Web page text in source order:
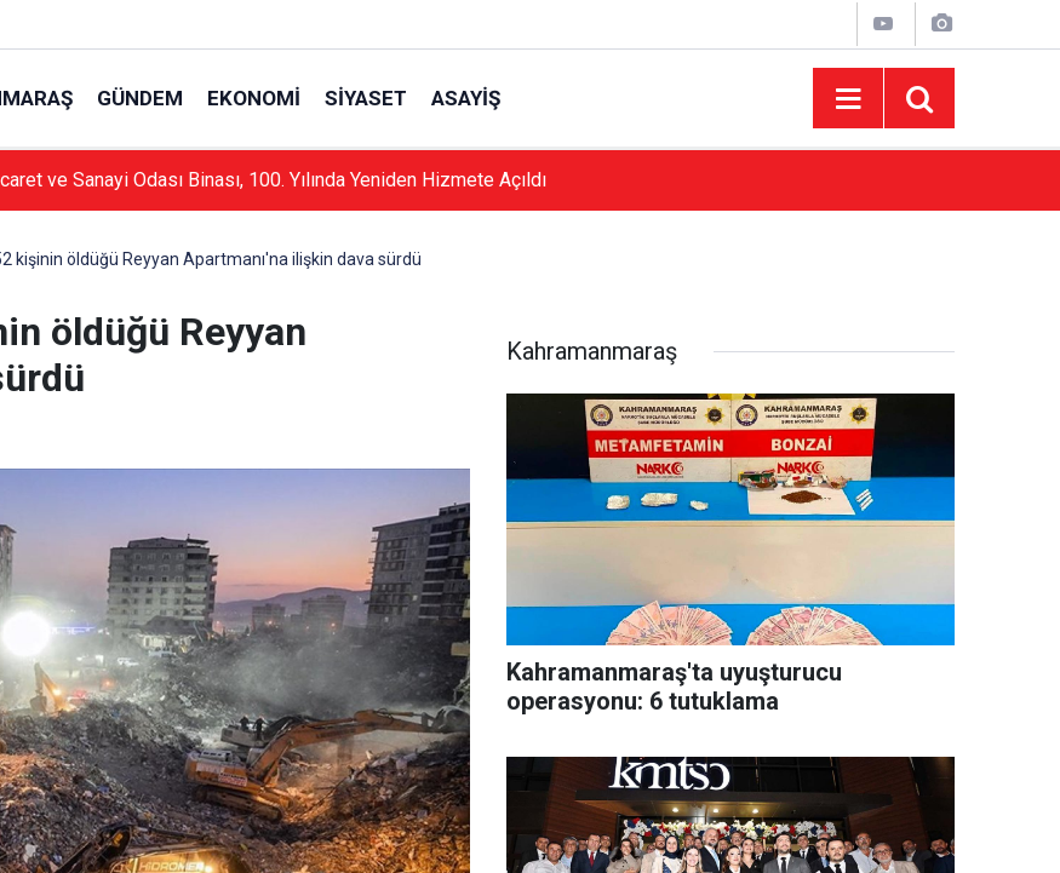
GÜNDEM EKONOMI SIYASET ASAYIŞ
ve Sanayi Odası Binası, 100. Yılında Yeniden Hizmete Açıldı
kişinin öldüğü Reyyan Apartmanı'na ilişkin dava sürdü
öldüğü Reyyan
Kahramanmaraş
Kahramanmaraş'ta uyuşturucu
operasyonu: 6 tutuklama